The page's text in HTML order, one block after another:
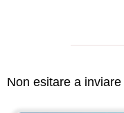
Non esitare a